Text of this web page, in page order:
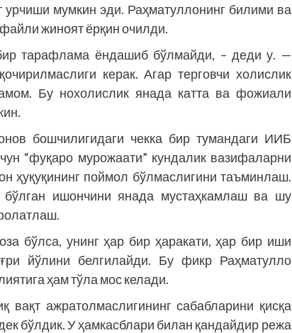
мумкин эди. Раҳматуллонинг билими ва
жиноят ёрқин очилди.
тарафлама ёндашиб бўлмайди, – деди у. —
керак. Агар терговчи холислик
Бу нохолислик янада катта ва фожиали
бошчилигидаги чекка бир тумандаги ИИБ
“фуқаро мурожаати” кундалик вазифаларни
ҳуқуқининг поймол бўлмаслигини таъминлаш.
бўлган ишончини янада мустаҳкамлаш ва шу
бўлса, унинг ҳар бир ҳаракати, ҳар бир иши
йўлини белгилайди. Бу фикр Раҳматулло
ҳам тўла мос келади.
вақт ажратолмаслигининг сабабларини қисқа
бўлдик. У ҳамкасблари билан қандайдир режа